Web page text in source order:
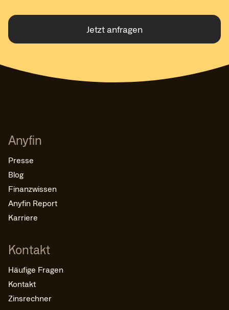
Jetzt anfragen
Anyfin
Presse
Blog
Finanzwissen
Anyfin Report
Karriere
Kontakt
Häufige Fragen
Kontakt
Zinsrechner